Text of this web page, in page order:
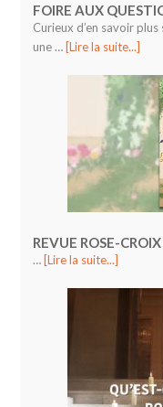
FOIRE AUX
Curieux d’en savoir
une … [Lire la suite...]
REVUE ROSE-
… [Lire la suite...]